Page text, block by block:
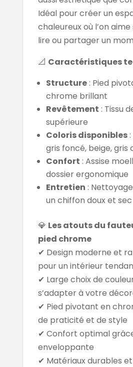
Idéal pour créer un
chaleureux où l’on
lire ou partager un
📐 Caractéristiques
Structure: Pied
chrome brillant
Revêtement : Tissu
supérieure
Coloris disponibles:
gris foncé, beige, gris
Confort : Assise
dossier ergonomique
Entretien :
un chiffon doux et sec
💎 Les atouts du
pied chrome
✔ Design moderne et
pour un intérieur
✔ Large choix de
s’adapter à votre
✔ Pied pivotant en
de praticité et de style
✔ Confort optimal
enveloppante
✔ Matériaux durables